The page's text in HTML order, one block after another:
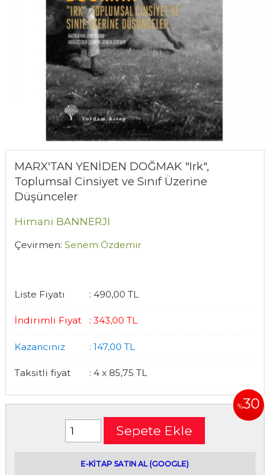
MARX'TAN YENİDEN DOĞMAK "Irk",
Toplumsal Cinsiyet ve Sınıf Üzerine
Düşünceler
Himani BANNERJI
Çevirmen: Senem Özdemir
Liste Fiyatı : 490,00 TL
İndirimli Fiyat : 343,00 TL
Kazancınız : 147,00 TL
Taksitli fiyat : 4 x 85,75 TL
%30
Sepete Ekle
E-KİTAP SATIN AL (GOOGLE)